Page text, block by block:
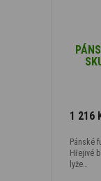
1 216
Pánské
Hřejivé
lyže…